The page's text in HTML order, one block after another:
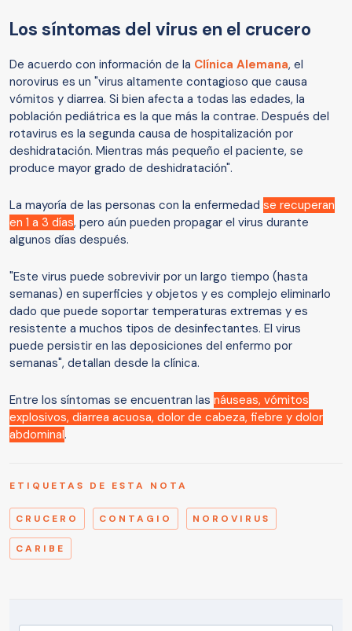
Los síntomas del virus en el crucero
De acuerdo con información de la Clínica Alemana, el
norovirus es un "virus altamente contagioso que causa
vómitos y diarrea. Si bien afecta a todas las edades, la
población pediátrica es la que más la contrae. Después del
rotavirus es la segunda causa de hospitalización por
deshidratación. Mientras más pequeño el paciente, se
produce mayor grado de deshidratación".
La mayoría de las personas con la enfermedad se recuperan
en 1 a 3 días, pero aún pueden propagar el virus durante
algunos días después.
"Este virus puede sobrevivir por un largo tiempo (hasta
semanas) en superficies y objetos y es complejo eliminarlo
dado que puede soportar temperaturas extremas y es
resistente a muchos tipos de desinfectantes. El virus
puede persistir en las deposiciones del enfermo por
semanas", detallan desde la clínica.
Entre los síntomas se encuentran las náuseas, vómitos
explosivos, diarrea acuosa, dolor de cabeza, fiebre y dolor
abdominal.
ETIQUETAS DE ESTA NOTA
CRUCERO CONTAGIO NOROVIRUS
CARIBE